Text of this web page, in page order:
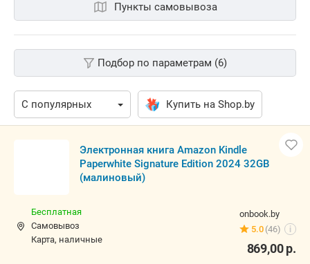
Пункты самовывоза
Подбор по параметрам (6)
Купить на Shop.by
Электронная книга Amazon Kindle
Paperwhite Signature Edition 2024 32GB
(малиновый)
onbook.by
5.0 (46) i
Бесплатная
Самовывоз
карта, наличные
869,00р.